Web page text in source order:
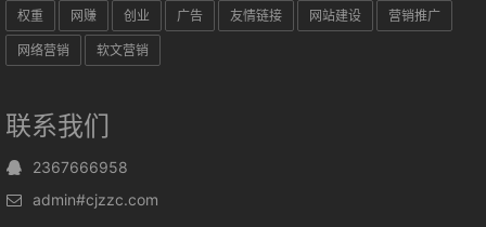
权重 网赚 创业 广告 友情链接 网站建设 营销推广
网络营销 软文营销
联系我们
2367666958
admin#cjzzc.com